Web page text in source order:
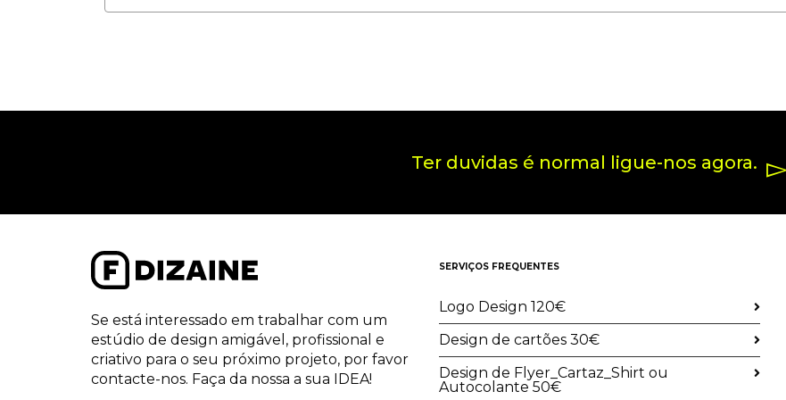
Ter duvidas é normal ligue-nos agora.
Se está interessado em trabalhar com um
estúdio de design amigável, profissional e
criativo para o seu próximo projeto, por favor
contacte-nos. Faça da nossa a sua IDEA!
SERVIÇOS FREQUENTES
Logo Design 120€
Design de cartões 30€
Design de Flyer_Cartaz_Shirt ou
Autocolante 50€